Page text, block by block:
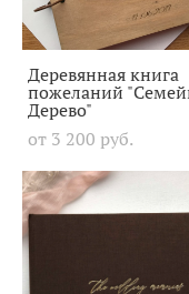
Деревянная книга
пожеланий
Дерево"
от 3 200 pуб.